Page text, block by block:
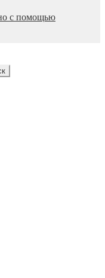
с помощью